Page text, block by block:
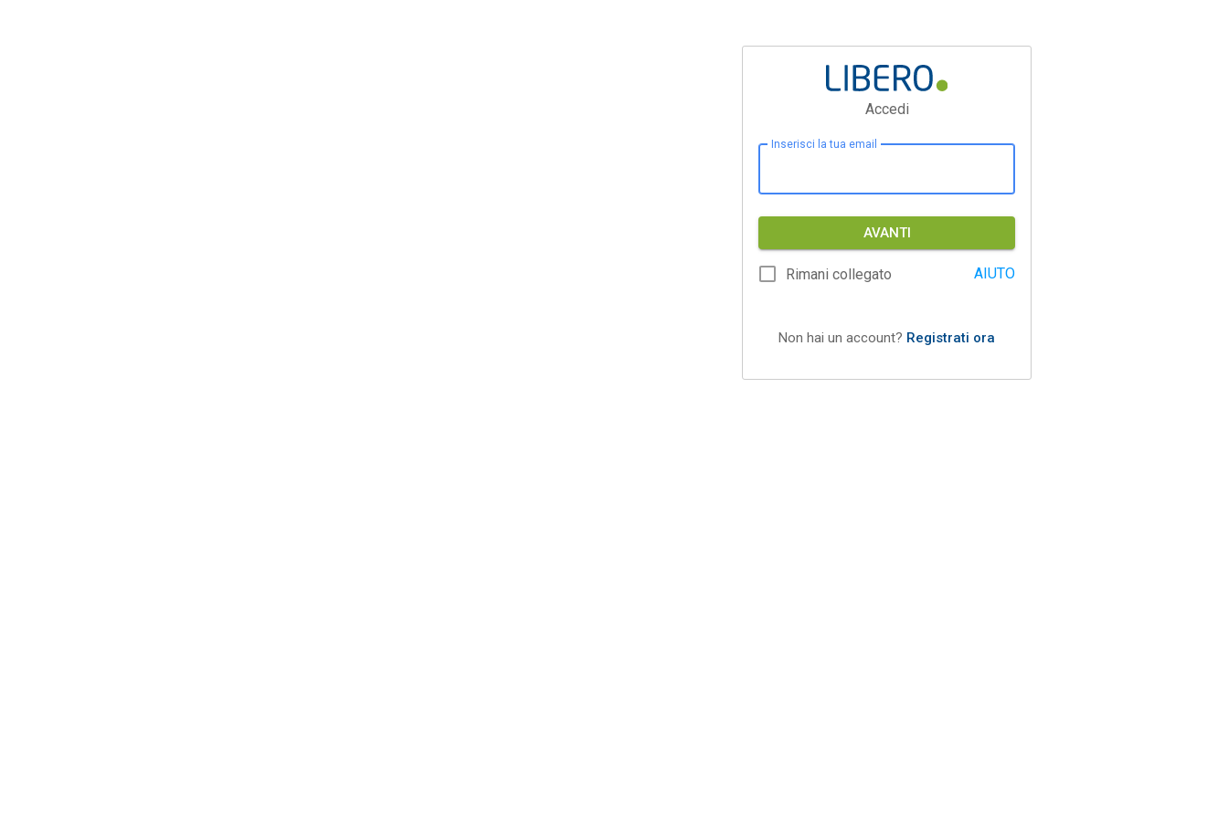
Accedi
Inserisci la tua email
AVANTI
Rimani collegato AIUTO
Non hai un account? Registrati ora